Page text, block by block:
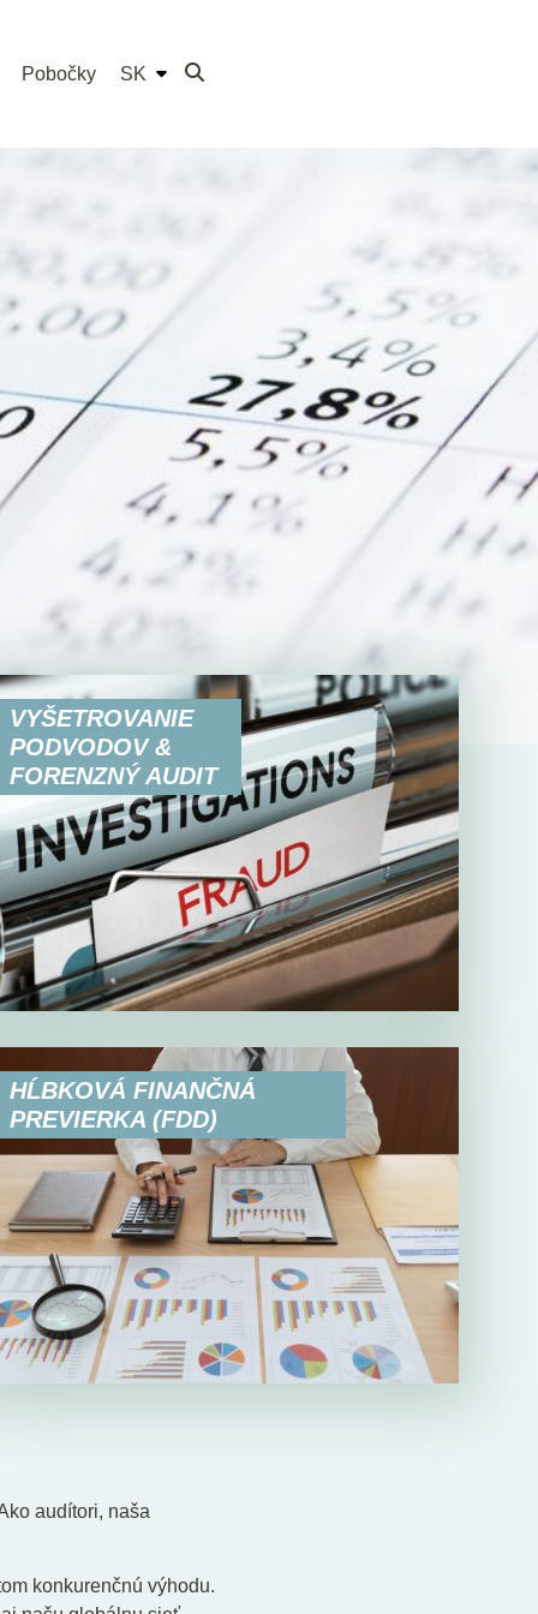
Pobočky SK
VYŠETROVANIE
PODVODOV &
FORENZNÝ AUDIT
HĹBKOVÁ FINANČNÁ
PREVIERKA (FDD)
audítori, naša
konkurenčnú výhodu.